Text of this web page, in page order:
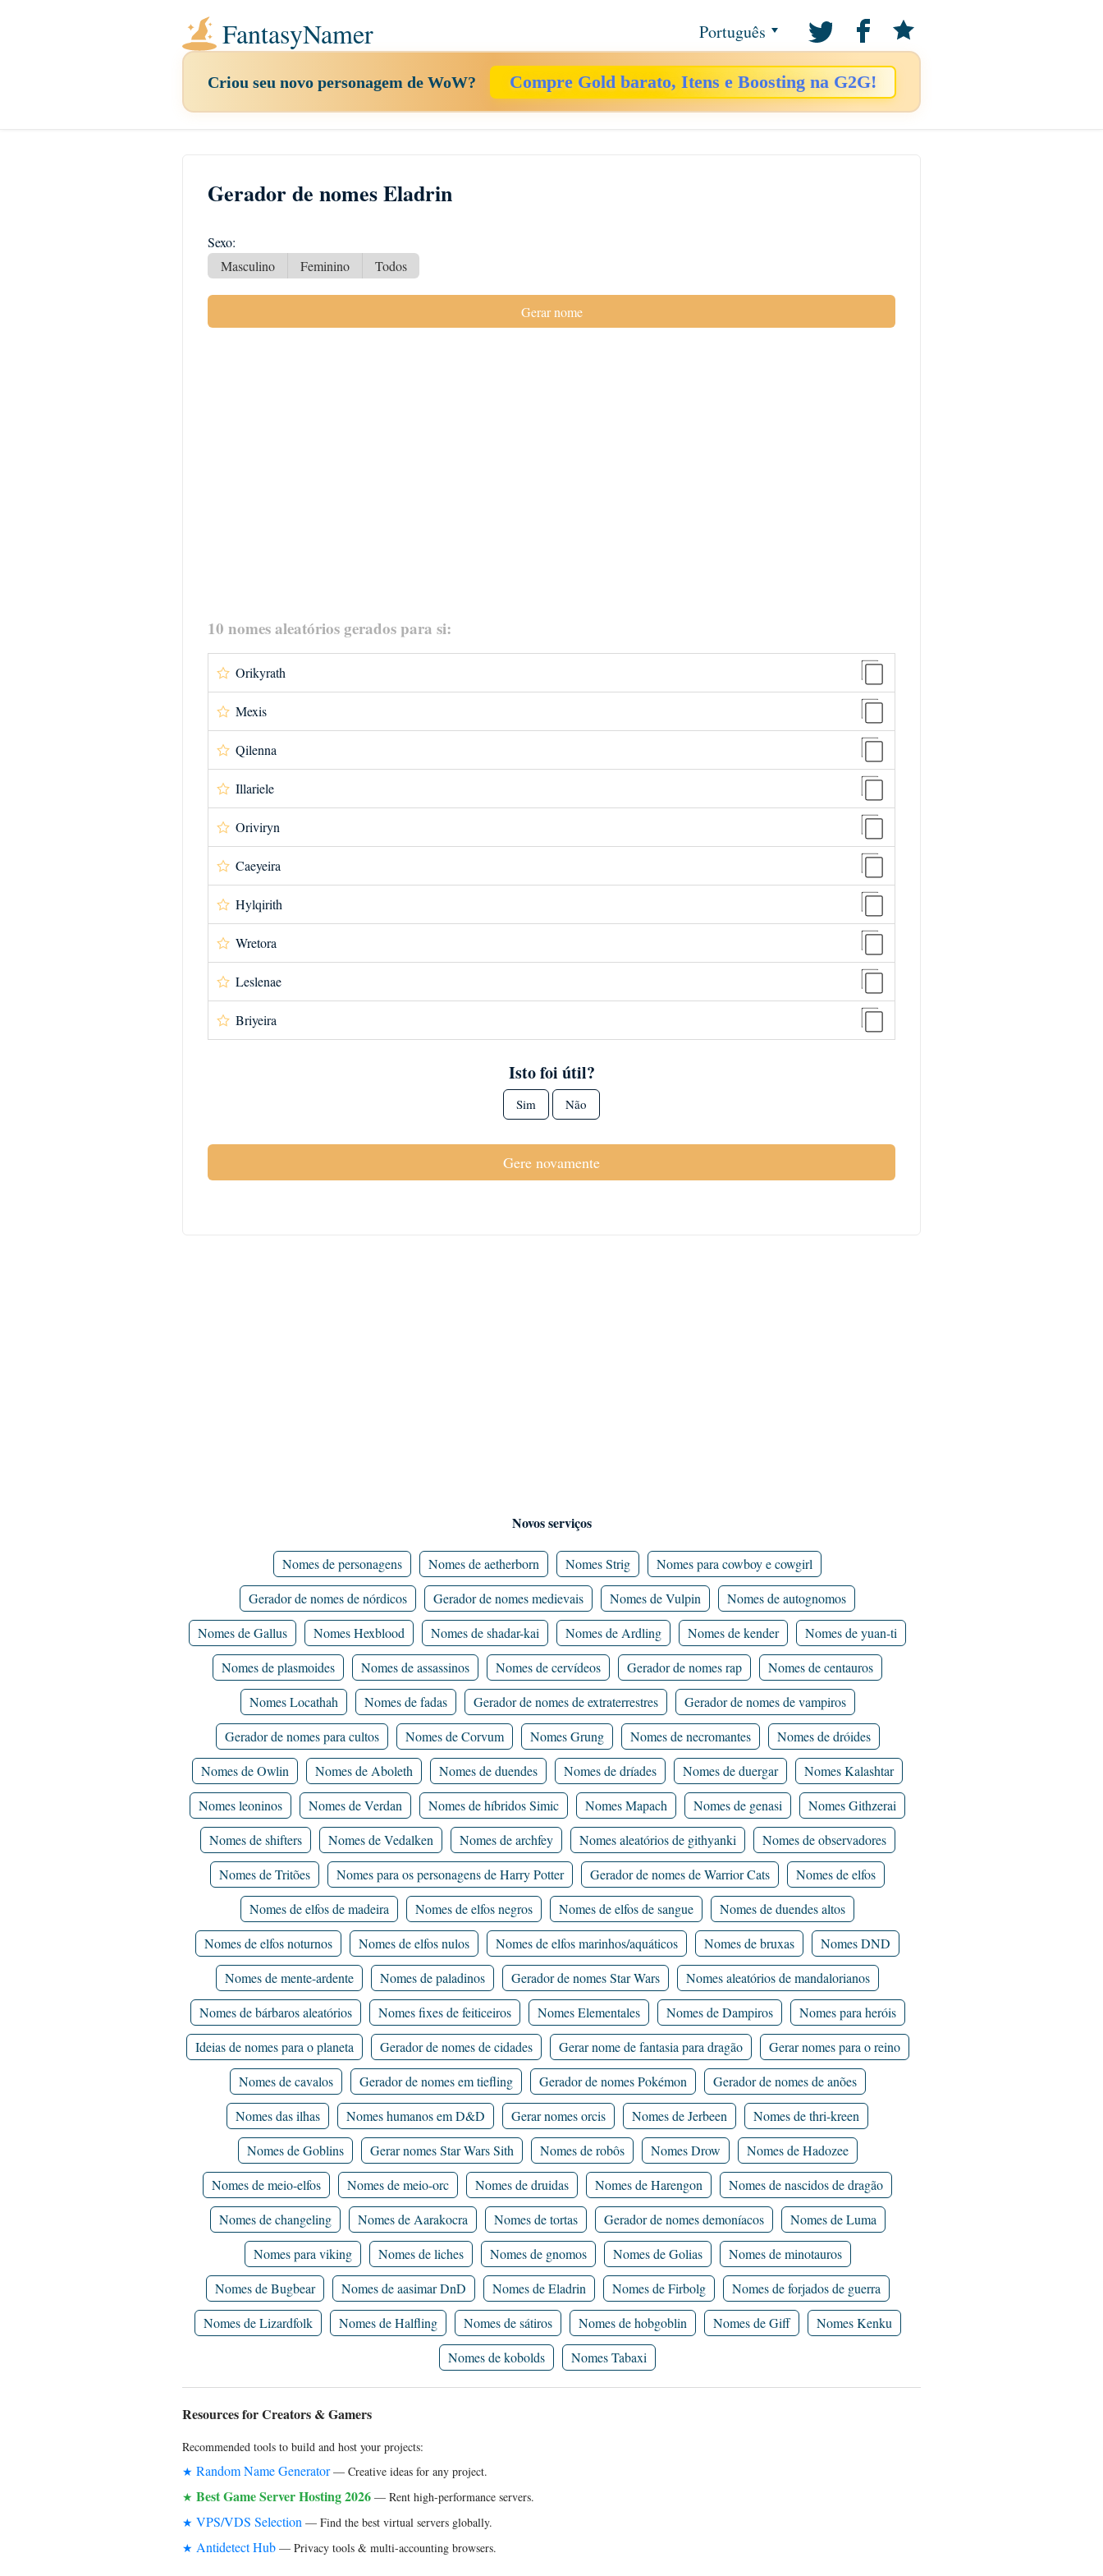
FantasyNamer Português
Criou seu novo personagem de WoW? Compre Gold barato, Itens e Boosting na G2G!
Gerador de nomes Eladrin
Sexo:
Masculino
Feminino Todos
10 nomes aleatórios gerados para si:
Orikyrath
Mexis
Qilenna
Illariele
Oriviryn
Caeyeira
Hylqirith
Wretora
Leslenae
Briyeira
Isto foi útil?
Sim Não
Gere novamente
Novos serviços
Nomes de personagens Nomes de aetherborn Nomes Strig
Nomes para cowboy e cowgirl
Gerador de nomes de nórdicos
Gerador de nomes medievais Nomes de Vulpin
Nomes de autognomos
Nomes de Gallus
Nomes Hexblood Nomes de shadar-kai Nomes de Ardling Nomes de kender
Nomes de yuan-ti
Nomes de plasmoides
Nomes de assassinos Nomes de cervídeos Gerador de nomes rap
Nomes de centauros
Nomes Locathah
Nomes de fadas Gerador de nomes de extraterrestres
Gerador de nomes de vampiros
Gerador de nomes para cultos
Nomes de Corvum Nomes Grung Nomes de necromantes
Nomes de dróides
Nomes de Owlin
Nomes de Aboleth Nomes de duendes Nomes de dríades Nomes de duergar
Nomes Kalashtar
Nomes leoninos
Nomes de Verdan Nomes de híbridos Simic Nomes Mapach Nomes de genasi
Nomes Githzerai
Nomes de shifters
Nomes de Vedalken Nomes de archfey Nomes aleatórios de githyanki
Nomes de observadores
Nomes de Tritões
Nomes para os personagens de Harry Potter Gerador de nomes de Warrior Cats
Nomes de elfos
Nomes de elfos de madeira
Nomes de elfos negros Nomes de elfos de sangue
Nomes de duendes altos
Nomes de elfos noturnos
Nomes de elfos nulos Nomes de elfos marinhos/aquáticos Nomes de bruxas
Nomes DND
Nomes de mente-ardente
Nomes de paladinos Gerador de nomes Star Wars
Nomes aleatórios de mandalorianos
Nomes de bárbaros aleatórios
Nomes fixes de feiticeiros Nomes Elementales Nomes de Dampiros
Nomes para heróis
Ideias de nomes para o planeta
Gerador de nomes de cidades Gerar nome de fantasia para dragão
Gerar nomes para o reino
Nomes de cavalos
Gerador de nomes em tiefling Gerador de nomes Pokémon
Gerador de nomes de anões
Nomes das ilhas
Nomes humanos em D&D Gerar nomes orcis Nomes de Jerbeen
Nomes de thri-kreen
Nomes de Goblins
Gerar nomes Star Wars Sith Nomes de robôs Nomes Drow
Nomes de Hadozee
Nomes de meio-elfos
Nomes de meio-orc Nomes de druidas Nomes de Harengon
Nomes de nascidos de dragão
Nomes de changeling
Nomes de Aarakocra Nomes de tortas Gerador de nomes demoníacos
Nomes de Luma
Nomes para viking
Nomes de liches Nomes de gnomos Nomes de Golias
Nomes de minotauros
Nomes de Bugbear
Nomes de aasimar DnD Nomes de Eladrin Nomes de Firbolg
Nomes de forjados de guerra
Nomes de Lizardfolk
Nomes de Halfling Nomes de sátiros Nomes de hobgoblin Nomes de Giff
Nomes Kenku
Nomes de kobolds
Nomes Tabaxi
Resources for Creators & Gamers
Recommended tools to build and host your projects:
★ Random Name Generator— Creative ideas for any project.
★ Best Game Server Hosting 2026 — Rent high-performance servers.
★ VPS/VDS Selection — Find the best virtual servers globally.
★ Antidetect Hub — Privacy tools & multi-accounting browsers.